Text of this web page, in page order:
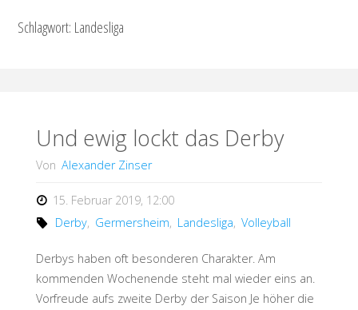
Schlagwort: Landesliga
Und ewig lockt das Derby
Von Alexander Zinser
15. Februar 2019, 12:00
Derby, Germersheim, Landesliga, Volleyball
Derbys haben oft besonderen Charakter. Am
kommenden Wochenende steht mal wieder eins an.
Vorfreude aufs zweite Derby der Saison Je höher die